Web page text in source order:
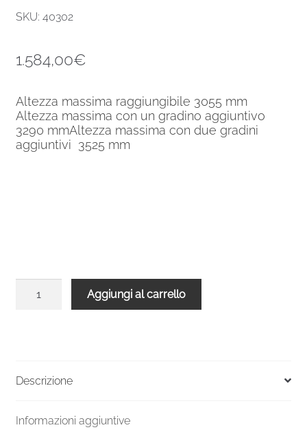
SKU: 40302
1.584,00€
Altezza massima raggiungibile 3055 mm
Altezza massima con un gradino aggiuntivo
3290 mmAltezza massima con due gradini
aggiuntivi 3525 mm
metallo
Noce
Aggiungi al carrello
Descrizione
Informazioni aggiuntive